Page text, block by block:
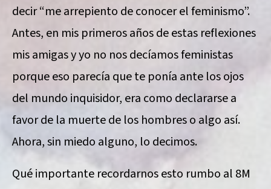
decir “me arrepiento de conocer el feminismo”.
Antes, en mis primeros años de estas reflexiones
mis amigas y yo no nos decíamos feministas
porque eso parecía que te ponía ante los ojos
del mundo inquisidor, era como declararse a
favor de la muerte de los hombres o algo así.
Ahora, sin miedo alguno, lo decimos.
Qué importante recordarnos esto rumbo al 8M